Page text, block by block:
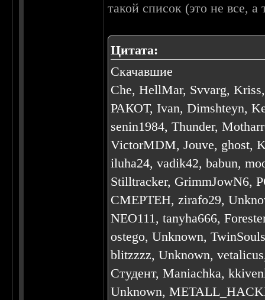
такой список (это не все, а
Цитата:
Скачавшие
Che, HellMar, Svvarg,
РАКОТ, Ivan, Dimshteyn,
senin1984, Thunder,
VictorMDM, Jouve, ghost,
iluha24, vadik42, babun,
Stilltracker, GrimmJowN6,
CMEPTEH, zirafo29,
NEO111, tanyha666,
ostego, Unknown,
blitzzzz, Unknown,
Студент, Maniachka,
Unknown,